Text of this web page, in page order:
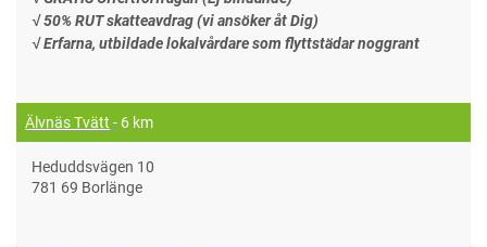
√ 50% RUT skatteavdrag (vi ansöker åt Dig)
√ Erfarna, utbildade lokalvårdare som flyttstädar noggrant
Älvnäs Tvätt - 6 km
Heduddsvägen 10
781 69 Borlänge